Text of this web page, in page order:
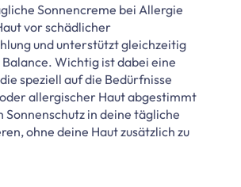
Sonnencreme bei Allergie
vor schädlicher
und unterstützt gleichzeitig
Wichtig ist dabei eine
speziell auf die Bedürfnisse
allergischer Haut abgestimmt
Sonnenschutz in deine tägliche
ohne deine Haut zusätzlich zu